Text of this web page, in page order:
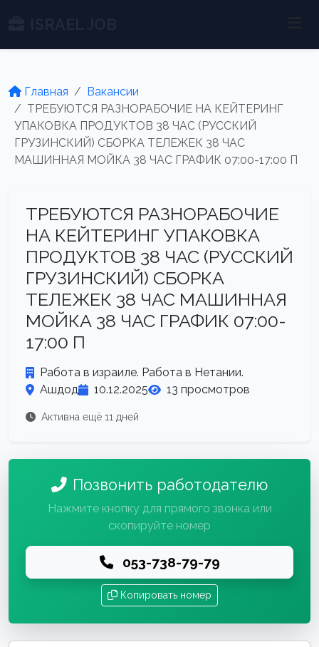
Главная
Вакансии
ТРЕБУЮТСЯ РАЗНОРАБОЧИЕ НА КЕЙТЕРИНГ
УПАКОВКА ПРОДУКТОВ 38 ЧАС (РУССКИЙ
ГРУЗИНСКИЙ) СБОРКА ТЕЛЕЖЕК 38 ЧАС
МАШИННАЯ МОЙКА 38 ЧАС ГРАФИК 07:00-17:00 П
ТРЕБУЮТСЯ РАЗНОРАБОЧИЕ
НА КЕЙТЕРИНГ УПАКОВКА
ПРОДУКТОВ 38 ЧАС (РУССКИЙ
ГРУЗИНСКИЙ) СБОРКА
ТЕЛЕЖЕК 38 ЧАС МАШИННАЯ
МОЙКА 38 ЧАС ГРАФИК 07:00-
17:00 П
Работа в израиле. Работа в Нетании.
Ашдод
10.12.2025 13 просмотров
Активна ещё 11 дней
Позвонить работодателю
Нажмите кнопку для прямого звонка или
скопируйте номер
053-738-79-79
Копировать номер